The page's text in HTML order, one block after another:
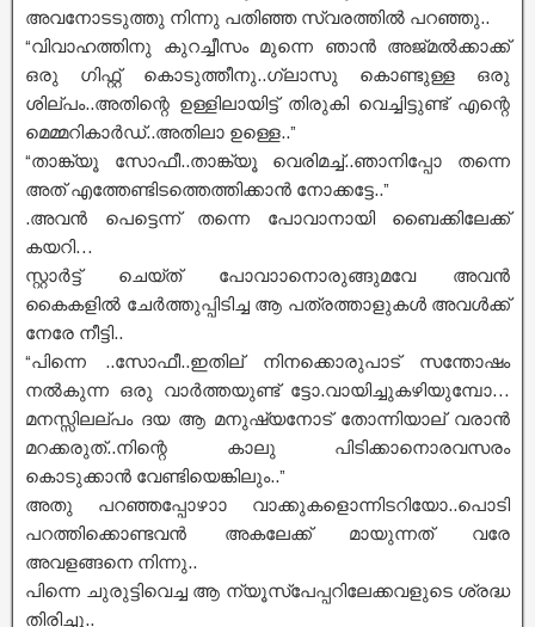
അവനോടടുത്തു നിന്നു പതിഞ്ഞ സ്വരത്തിൽ പറഞ്ഞു..
“വിവാഹത്തിനു കുറച്ചീസം മുന്നെ ഞാൻ അജ്മൽക്കാക്ക്
ഒരു ഗിഫ്റ്റ് കൊടുത്തീനു..ഗ്ലാസു കൊണ്ടുള്ള ഒരു
ശില്പം..അതിന്റെ ഉള്ളിലായിട്ട് തിരുകി വെച്ചിട്ടുണ്ട് എന്റെ
മെമ്മറികാർഡ്..അതിലാ ഉള്ളെ..”
“താങ്ക്യൂ സോഫീ..താങ്ക്യൂ വെരിമച്ച്..ഞാനിപ്പോ തന്നെ
അത് എത്തേണ്ടിടത്തെത്തിക്കാൻ നോക്കട്ടേ..”
.അവൻ പെട്ടെന്ന് തന്നെ പോവാനായി ബൈക്കിലേക്ക്
കയറി…
സ്റ്റാർട്ട് ചെയ്ത് പോവാാനൊരുങ്ങുമവേ അവൻ
കൈകളിൽ ചേർത്തുപ്പിടിച്ച ആ പത്രത്താളുകൾ അവൾക്ക്
നേരേ നീട്ടി..
“പിന്നെ ..സോഫീ..ഇതില് നിനക്കൊരുപാട് സന്തോഷം
നൽകുന്ന ഒരു വാർത്തയുണ്ട് ട്ടോ.വായിച്ചുകഴിയുമ്പോ…
മനസ്സിലല്പം ദയ ആ മനുഷ്യനോട് തോന്നിയാല് വരാൻ
മറക്കരുത്..നിന്റെ കാലു പിടിക്കാനൊരവസരം
കൊടുക്കാൻ വേണ്ടിയെങ്കിലും..”
അതു പറഞ്ഞപ്പോഴാാ വാക്കുകളൊന്നിടറിയോ..പൊടി
പറത്തിക്കൊണ്ടവൻ അകലേക്ക് മായുന്നത് വരേ
അവളങ്ങനെ നിന്നു..
പിന്നെ ചുരുട്ടിവെച്ച ആ ന്യൂസ്പേപ്പറിലേക്കവളുടെ ശ്രദ്ധ
തിരിച്ചു..